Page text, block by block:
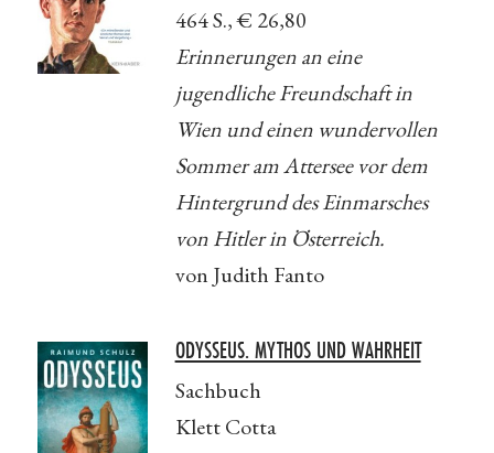
464 S., € 26,80
Erinnerungen an eine
jugendliche Freundschaft in
Wien und einen wundervollen
Sommer am Atterseevor dem
Hintergrund des Einmarsches
von Hitler in Österreich.
von Judith Fanto
ODYSSEUS. MYTHOS UND WAHRHEIT
Sachbuch
Klett Cotta